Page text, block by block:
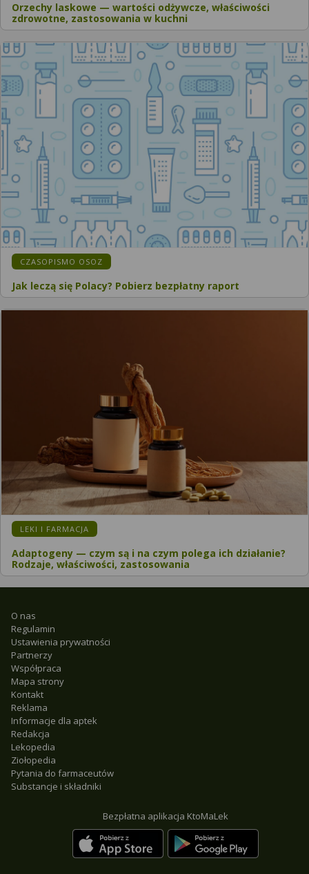
Orzechy laskowe — wartości odżywcze, właściwości
zdrowotne, zastosowania w kuchni
CZASOPISMO OSOZ
Jak leczą się Polacy? Pobierz bezpłatny raport
LEKI I FARMACJA
Adaptogeny — czym są i na czym polega ich działanie?
Rodzaje, właściwości, zastosowania
O nas
Regulamin
Ustawienia prywatności
Partnerzy
Współpraca
Mapa strony
Kontakt
Reklama
Informacje dla aptek
Redakcja
Lekopedia
Ziołopedia
Pytania do farmaceutów
Substancje i składniki
Bezpłatna aplikacja KtoMaLek